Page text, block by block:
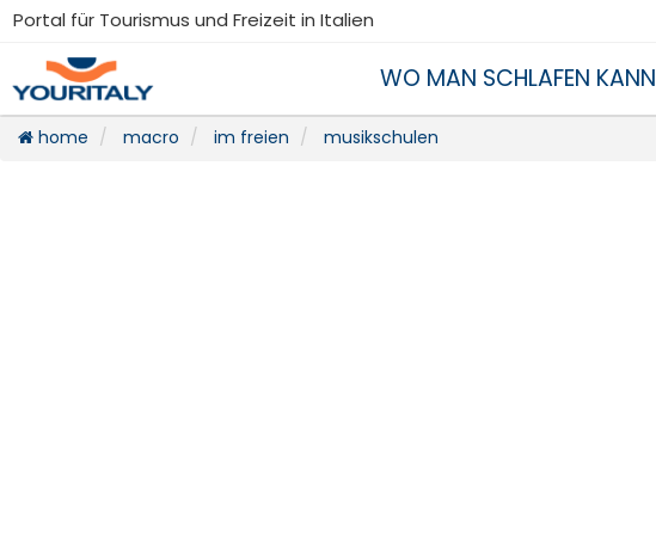
Portal für Tourismus und Freizeit in Italien
WO MAN SCHLAFEN KANN
home macro im freien musikschulen